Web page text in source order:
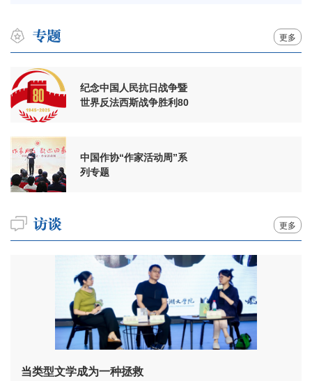
更多
纪念中国人民抗日战争暨
世界反法西斯战争胜利80
中国作协“作家活动周”系
列专题
更多
当类型文学成为一种拯救